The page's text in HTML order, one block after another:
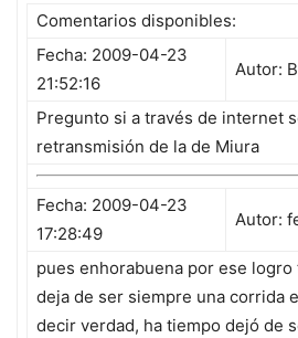
Comentarios disponibles:
Fecha: 2009-04-23
21:52:16
Autor:
Pregunto si a través de internet
retransmisión de la de Miura
Fecha: 2009-04-23
17:28:49
Autor:
pues enhorabuena por ese
deja de ser siempre una corrida
decir verdad, ha tiempo dejó de